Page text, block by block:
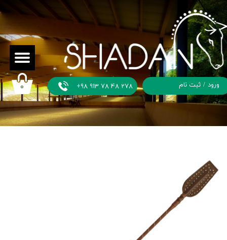
+98 913 78 48 278 ورود / ثبت نام
حساب
سفارشات
خروج از
۰